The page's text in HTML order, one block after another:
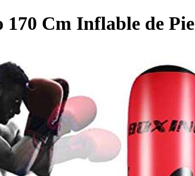
170 Cm Inflable de Pie